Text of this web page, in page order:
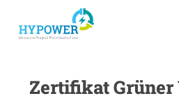
main
Zertifikat